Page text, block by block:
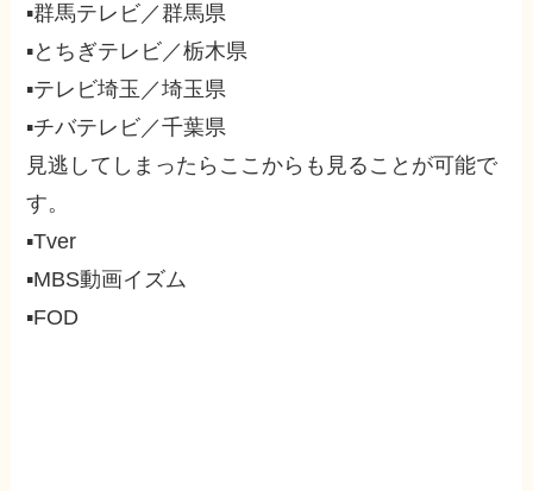
▪群馬テレビ／群馬県
▪とちぎテレビ／栃木県
▪テレビ埼玉／埼玉県
▪チバテレビ／千葉県
見逃してしまったらここからも見ることが可能で
す。
▪Tver
▪MBS動画イズム
▪FOD